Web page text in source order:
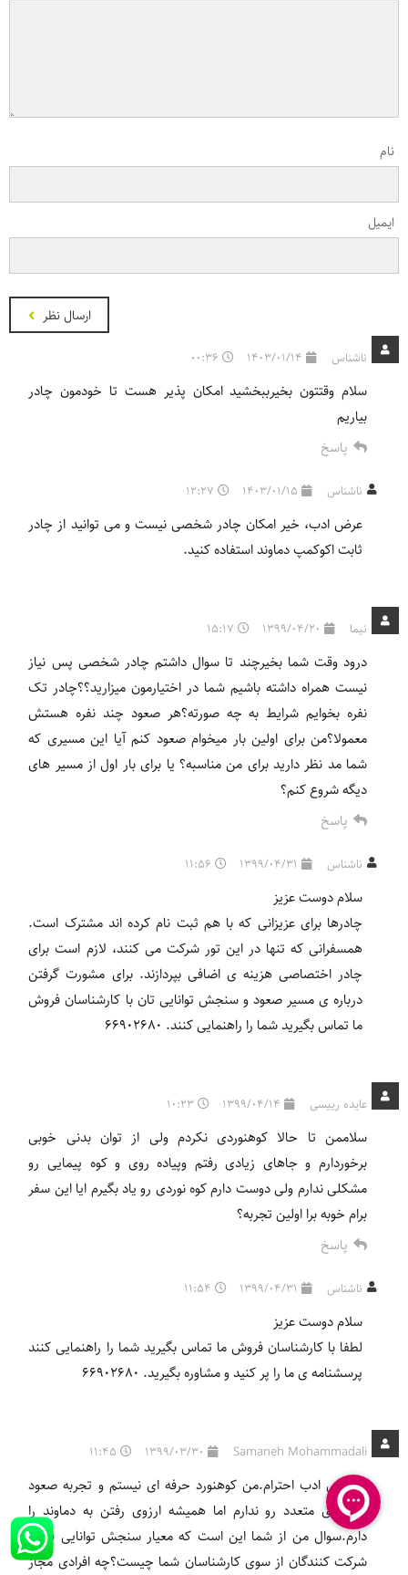
نام
ایمیل
ارسال نظر
ناشناس 1403/01/14
00:36
سلام وقتتون بخیرببخشید امکان پذیر هست تا خودمون چادر
بیاریم
پاسخ
ناشناس 1403/01/15
12:27
عرض ادب، خیر امکان چادر شخصی نیست و می توانید از چادر
ثابت اکوکمپ دماوند استفاده کنید.
نیما 1399/04/20
15:17
درود وقت شما بخیرچند تا سوال داشتم چادر شخصی پس نیاز
نیست همراه داشته باشیم شما در اختیارمون میزارید؟؟چادر تک
نفره بخوایم شرایط به چه صورته؟هر صعود چند نفره هستش
معمولا؟من برای اولین بار میخوام صعود کنم آیا این مسیری که
شما مد نظر دارید برای من مناسبه؟ یا برای بار اول از مسیر های
دیگه شروع کنم؟
پاسخ
ناشناس 1399/04/31
11:56
سلام دوست عزیز
چادرها برای عزیزانی که با هم ثبت نام کرده اند مشترک است.
همسفرانی که تنها در این تور شرکت می کنند، لازم است برای
چادر اختصاصی هزینه ی اضافی بپردازند. برای مشورت گرفتن
درباره ی مسیر صعود و سنجش توانایی تان با کارشناسان فروش
ما تماس بگیرید شما را راهنمایی کنند. 66902680
عایده رییسی 1399/04/14
10:23
سلاممن تا حالا کوهنوردی نکردم ولی از توان بدنی خوبی
برخوردارم و جاهای زیادی رفتم و‌پیاده روی و کوه پیمایی رو
مشکلی ندارم ولی دوست دارم کوه نوردی رو یاد بگیرم ایا این سفر
برام خوبه برا اولین تجربه؟
پاسخ
ناشناس 1399/04/31
11:54
سلام دوست عزیز
لطفا با کارشناسان فروش ما تماس بگیرید شما را راهنمایی کنند
پرسشنامه ی ما را پر کنید و مشاوره بگیرید. 66902680
Samaneh Mohammadali
1399/03/30
11:45
با عرض ادب احترام.من کوهنورد حرفه ای نیستم و تجربه صعود
قله های متعدد رو ندارم اما همیشه ارزوی رفتن به دماوند را
دارم.سوال من از شما این است که معیار سنجش توانایی فردی
شرکت کنندگان از سوی کارشناسان شما چیست؟چه افرادی مجاز